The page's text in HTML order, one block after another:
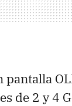
de 2 y 4